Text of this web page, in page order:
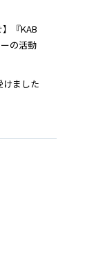
『KAB
の活動
けました